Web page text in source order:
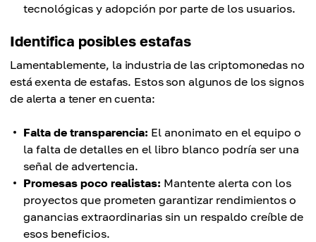
tecnológicas y adopción por parte de los usuarios.
Identifica posibles estafas
Lamentablemente, la industria de las criptomonedas no
está exenta de estafas. Estos son algunos de los signos
de alerta a tener en cuenta:
Falta de transparencia: El anonimato en el equipo o
la falta de detalles en el libro blanco podría ser una
señal de advertencia.
Promesas poco realistas: Mantente alerta con los
proyectos que prometen garantizar rendimientos o
ganancias extraordinarias sin un respaldo creíble de
esos beneficios.